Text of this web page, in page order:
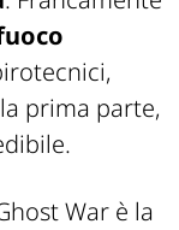
prima parte,
War è la